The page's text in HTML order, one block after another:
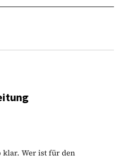
klar. Wer ist für den